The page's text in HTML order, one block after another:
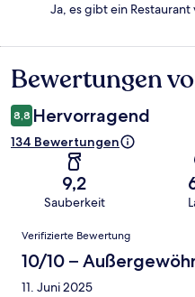
Ja, es gibt ein
Bewertungen
Bewertungen
8,8 Hervorragend
134 Bewertungen
9,2
Sauberkeit
Bewertungen
Verifizierte Bewertung
10/10 –
11. Juni 2025